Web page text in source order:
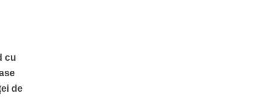
cu
de